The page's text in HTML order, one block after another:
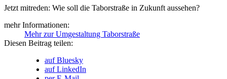
Jetzt mitreden: Wie soll die Taborstraße in Zukunft aussehen?
mehr Informationen:
Mehr zur Umgestaltung Taborstraße
Diesen Beitrag teilen:
auf Bluesky
auf LinkedIn